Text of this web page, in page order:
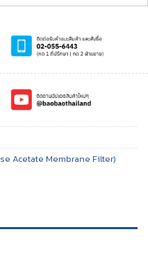
Acetate Membrane Filter)